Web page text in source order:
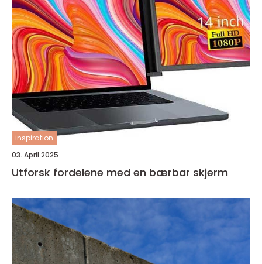
inspiration
03. April 2025
Utforsk fordelene med en bærbar skjerm